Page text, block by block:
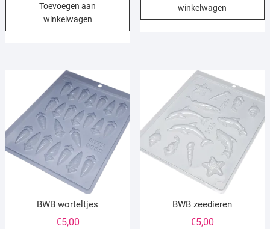
was:
is:
Toevoegen aan
winkelwagen
winkelwagen
BWB worteltjes
€5,00
BWB zeedieren
€5,00